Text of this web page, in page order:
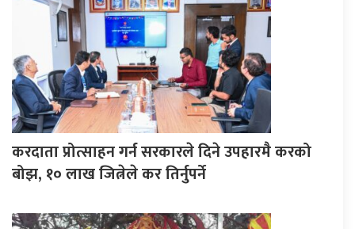
करदाता प्रोत्साहन गर्न सरकारले दिने उपहारमै करको
बोझ, १० लाख जित्नेले कर तिर्नुपर्ने